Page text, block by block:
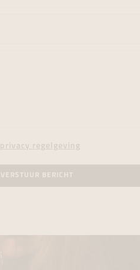
privacy regelgeving
VERSTUUR BERICHT